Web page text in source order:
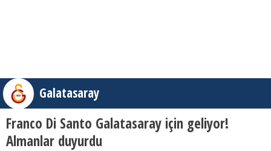
Galatasaray
Franco Di Santo Galatasaray için geliyor!
Almanlar duyurdu